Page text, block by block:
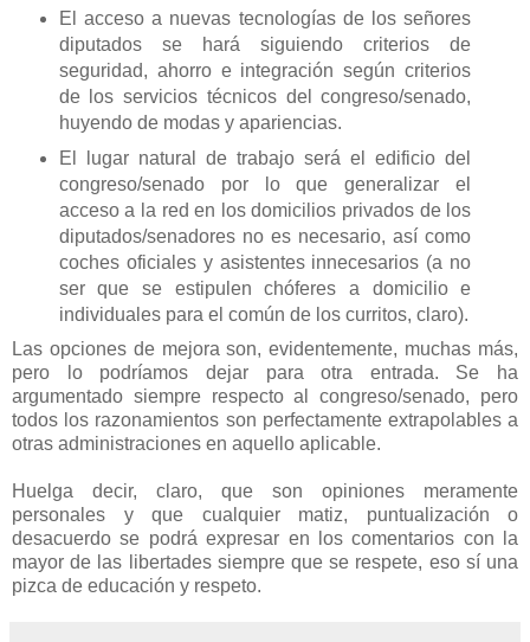
El acceso a nuevas tecnologías de los señores
diputados se hará siguiendo criterios de
seguridad, ahorro e integración según criterios
de los servicios técnicos del congreso/senado,
huyendo de modas y apariencias.
El lugar natural de trabajo será el edificio del
congreso/senado por lo que generalizar el
acceso a la red en los domicilios privados de los
diputados/senadores no es necesario, así como
coches oficiales y asistentes innecesarios (a no
ser que se estipulen chóferes a domicilio e
individuales para el común de los curritos, claro).
Las opciones de mejora son, evidentemente, muchas más,
pero lo podríamos dejar para otra entrada. Se ha
argumentado siempre respecto al congreso/senado, pero
todos los razonamientos son perfectamente extrapolables a
otras administraciones en aquello aplicable.
Huelga decir, claro, que son opiniones meramente
personales y que cualquier matiz, puntualización o
desacuerdo se podrá expresar en los comentarios con la
mayor de las libertades siempre que se respete, eso sí una
pizca de educación y respeto.